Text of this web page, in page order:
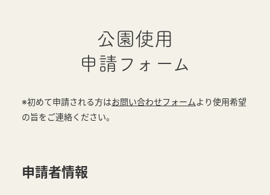
公園使用
申請フォーム
※初めて申請される方はお問い合わせフォームより使用希望
の旨をご連絡ください。
申請者情報